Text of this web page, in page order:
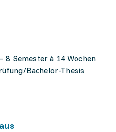
8 Semester à 14 Wochen
Bachelor-Thesis